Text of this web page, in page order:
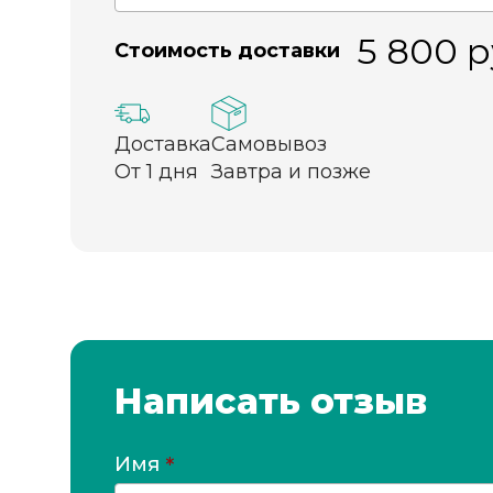
Стоимость доставки 5 800
Доставка
От 1 дня
Самовывоз
Завтра и позже
Написать отзыв
Имя *